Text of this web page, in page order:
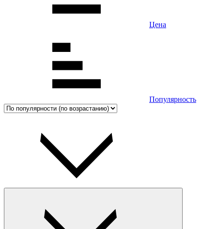
Цена
Популярность